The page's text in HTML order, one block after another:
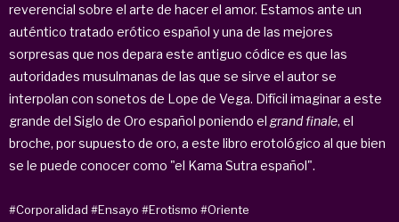
reverencial sobre el arte de hacer el amor. Estamos ante un
auténtico tratado erótico español y una de las mejores
sorpresas que nos depara este antiguo códice es que las
autoridades musulmanas de las que se sirve el autor se
interpolan con sonetos de Lope de Vega. Difícil imaginar a este
grande del Siglo de Oro español poniendo el grand finale, el
broche, por supuesto de oro, a este libro erotológico al que bien
se le puede conocer como "el Kama Sutra español".
#Corporalidad #Ensayo #Erotismo #Oriente